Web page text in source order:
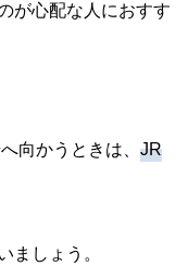
が心配な人におすす
向かうときは、 JR
ましょう。